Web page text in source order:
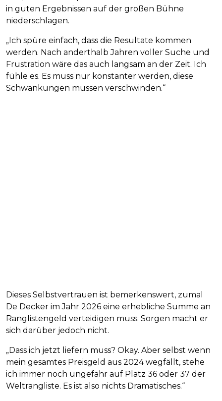
in guten Ergebnissen auf der großen Bühne
niederschlagen.
„Ich spüre einfach, dass die Resultate kommen
werden. Nach anderthalb Jahren voller Suche und
Frustration wäre das auch langsam an der Zeit. Ich
fühle es. Es muss nur konstanter werden, diese
Schwankungen müssen verschwinden.“
Dieses Selbstvertrauen ist bemerkenswert, zumal
De Decker im Jahr 2026 eine erhebliche Summe an
Ranglistengeld verteidigen muss. Sorgen macht er
sich darüber jedoch nicht.
„Dass ich jetzt liefern muss? Okay. Aber selbst wenn
mein gesamtes Preisgeld aus 2024 wegfällt, stehe
ich immer noch ungefähr auf Platz 36 oder 37 der
Weltrangliste. Es ist also nichts Dramatisches.“